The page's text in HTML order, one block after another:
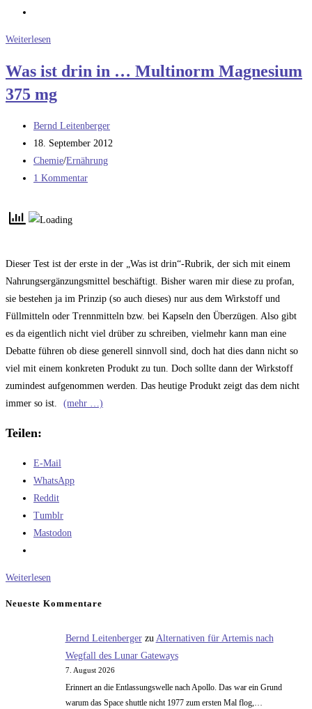
Weiterlesen
Was ist drin in … Multinorm Magnesium
375 mg
Beitrags-
Autor:
Bernd Leitenberger
Beitrag
veröffentlicht:
18. September 2012
Beitrags-
Kategorie:
Chemie/Ernährung
Beitrags-
1 Kommentar
Dieser Test ist der erste in der „Was ist drin“-Rubrik, der sich mit einem
Nahrungsergänzungsmittel beschäftigt. Bisher waren mir diese zu profan,
sie bestehen ja im Prinzip (so auch dieses) nur aus dem Wirkstoff und
Füllmitteln oder Trennmitteln bzw. bei Kapseln den Überzügen. Also gibt
es da eigentlich nicht viel drüber zu schreiben, vielmehr kann man eine
Debatte führen ob diese generell sinnvoll sind, doch hat dies dann nicht so
viel mit einem konkreten Produkt zu tun. Doch sollte dann der Wirkstoff
zumindest aufgenommen werden. Das heutige Produkt zeigt das dem nicht
immer so ist.
(mehr …)
Teilen:
E-Mail
WhatsApp
Reddit
Tumblr
Mastodon
Weiterlesen
Multinorm
Magnesium
Neueste Kommentare
Bernd Leitenbergerzu Alternativen für Artemis nach
Wegfall des Lunar Gateways
7. August 2026
Erinnert an die Entlassungswelle nach Apollo. Das war ein Grund
warum das Space shuttle nicht 1977 zum ersten Mal flog,…